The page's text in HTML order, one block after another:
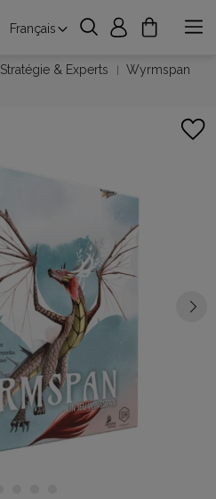
Français
Stratégie & Experts
Wyrmspan